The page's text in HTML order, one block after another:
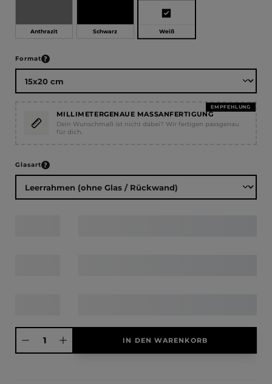
Anthrazit Schwarz Weiß
Formatauswählen
EMPFEHLUNG
MILLIMETERGENAUE MASSANFERTIGUNG
Dein Wunschmaß ist nicht dabei? Wir fertigen passgenau
für dich.
Glasartauswählen
IN DEN WARENKORB